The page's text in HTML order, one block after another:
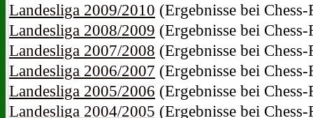
Landesliga 2009/2010 (Ergebnisse bei Chess-
Landesliga 2008/2009 (Ergebnisse bei Chess-
Landesliga 2007/2008 (Ergebnisse bei Chess-
Landesliga 2006/2007 (Ergebnisse bei Chess-
Landesliga 2005/2006 (Ergebnisse bei Chess-
Landesliga 2004/2005 (Ergebnisse bei Chess-